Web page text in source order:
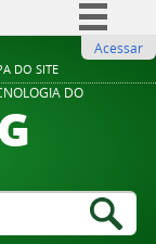
DO SITE
BR
Acessar
DO